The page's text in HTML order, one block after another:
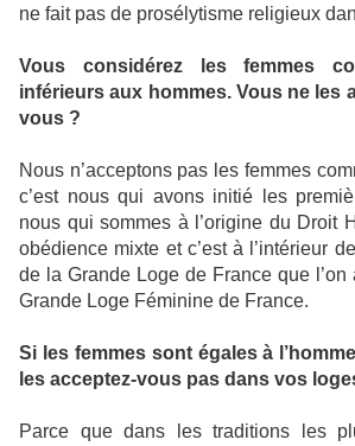
ne fait pas de prosélytisme religieux
Vous considérez les femmes
inférieurs aux hommes. Vous ne les
vous ?
Nous n’acceptons pas les femmes
c’est nous qui avons initié les
nous qui sommes à l’origine du Droit
obédience mixte et c’est à l’intérieur
de la Grande Loge de France que l’on
Grande Loge Féminine de France.
Si les femmes sont égales à
les acceptez-vous pas dans vos
Parce que dans les traditions les